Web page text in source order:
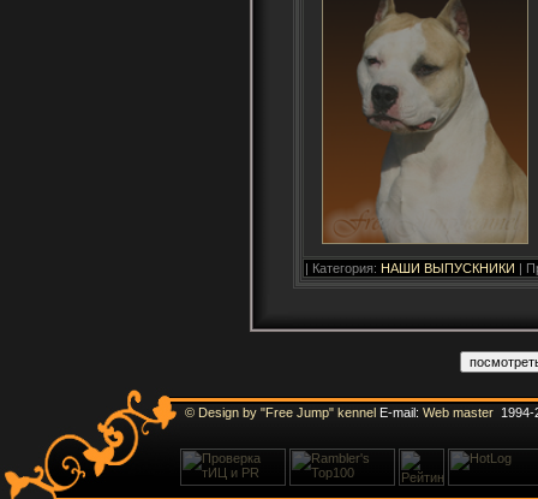
| Категория: НАШИ ВЫПУСКНИКИ |
© Design by "Free Jump" kennelE-mail: Web master